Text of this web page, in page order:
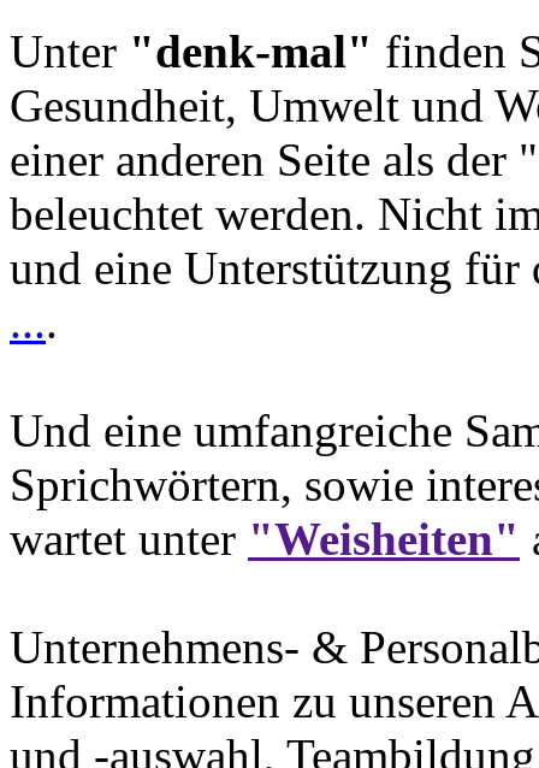
Unter "denk-mal" finden
Gesundheit, Umwelt und
einer anderen Seite als
beleuchtet werden. Nicht
und eine Unterstützung
....
Und eine umfangreiche
Sprichwörtern, sowie
wartet unter "Weisheiten"
Unternehmens- &
Informationen zu unseren
und -auswahl,